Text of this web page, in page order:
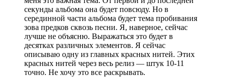
секунды альбома она будет повсюду. Но в
серединной части альбома будет тема пробивания
зова предков сквозь песни. Я, наверное, сейчас
лучше не объясню. Выражаться это будет в
десятках различных элементов. Я сейчас
описываю одну из главных красных нитей. Этих
красных нитей через весь релиз — штук 10-11
точно. Не хочу это все раскрывать.